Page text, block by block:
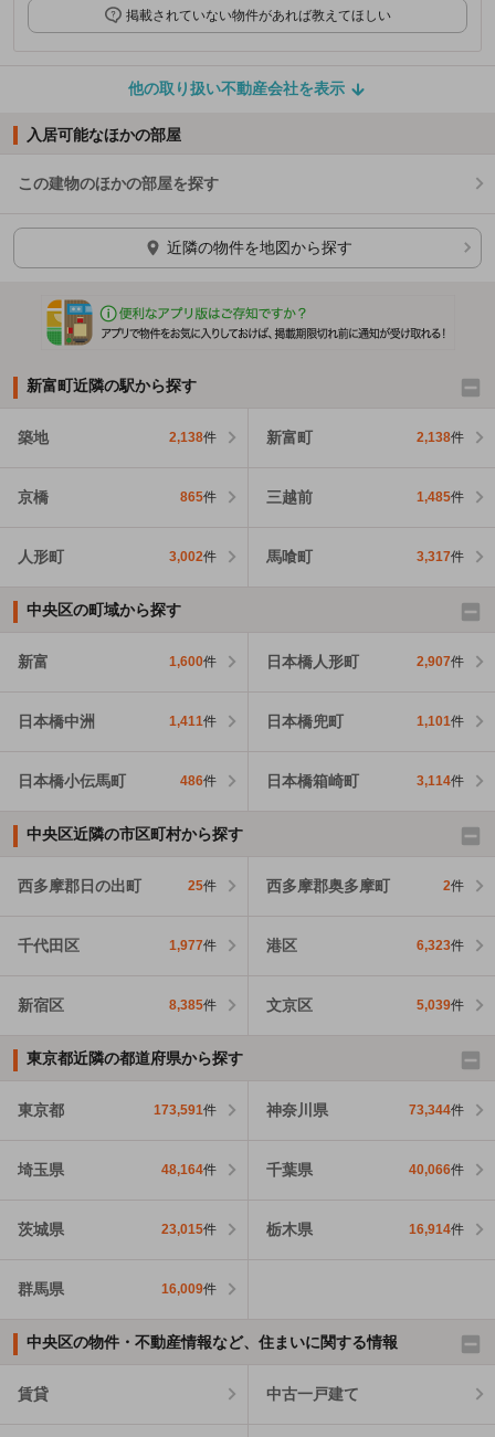
掲載されていない物件があれば教えてほしい
他の取り扱い不動産会社を表示
入居可能なほかの部屋
この建物のほかの部屋を探す
ほかの部屋を検索中…
近隣の物件を地図から探す
新富町近隣の駅から探す
築地 2,138件 新富町 2,138件
京橋 865件 三越前 1,485件
人形町 3,002件 馬喰町 3,317件
中央区の町域から探す
新富 1,600件 日本橋人形町 2,907件
日本橋中洲 1,411件 日本橋兜町 1,101件
日本橋小伝馬町 486件 日本橋箱崎町 3,114件
中央区近隣の市区町村から探す
西多摩郡日の出町 25件 西多摩郡奥多摩町 2件
千代田区 1,977件 港区 6,323件
新宿区 8,385件 文京区 5,039件
東京都近隣の都道府県から探す
東京都 173,591件 神奈川県 73,344件
埼玉県 48,164件 千葉県 40,066件
茨城県 23,015件 栃木県 16,914件
群馬県 16,009件
中央区の物件・不動産情報など、住まいに関する情報
賃貸 中古一戸建て